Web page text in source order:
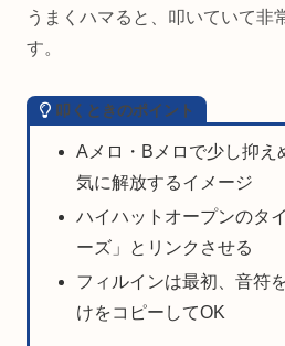
うまくハマると、叩いていて非
す。
叩くときのポイント
Aメロ・Bメロで少し抑え
気に解放するイメージ
ハイハットオープンのタ
ーズ」とリンクさせる
フィルインは最初、音符
けをコピーしてOK